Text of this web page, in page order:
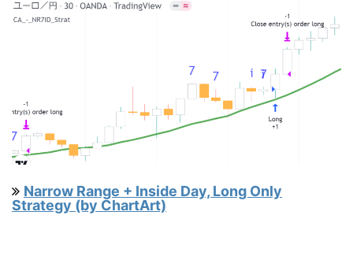
Narrow Range + Inside Day, Long Only
Strategy (by ChartArt)